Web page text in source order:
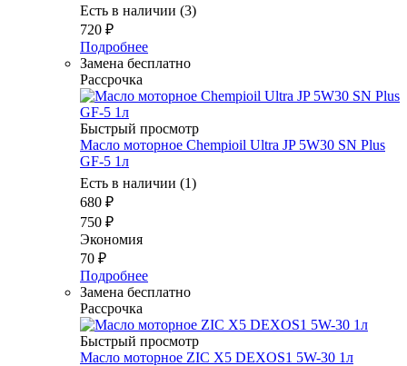
Есть в наличии (3)
720 ₽
Подробнее
Замена бесплатно
Рассрочка
Быстрый просмотр
Масло моторное Chempioil Ultra JP 5W30 SN Plus
GF-5 1л
Есть в наличии (1)
680 ₽
750 ₽
Экономия
70 ₽
Подробнее
Замена бесплатно
Рассрочка
Быстрый просмотр
Масло моторное ZIC X5 DEXOS1 5W-30 1л